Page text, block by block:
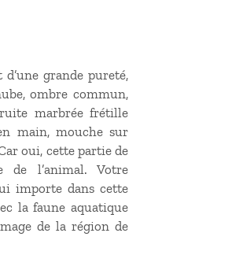
grande pureté,
ombre commun,
marbrée frétille
main, mouche sur
oui, cette partie de
de l’animal. Votre
importe dans cette
la faune aquatique
de la région de